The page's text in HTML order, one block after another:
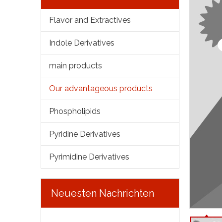
Flavor and Extractives
Indole Derivatives
main products
Our advantageous products
Phospholipids
Pyridine Derivatives
Pyrimidine Derivatives
Neuesten Nachrichten